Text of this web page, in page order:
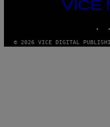
VICE
© 2026 VICE DIGITAL